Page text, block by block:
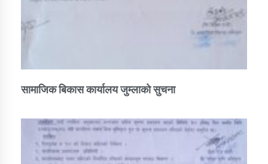
सामाजिक बिकास कार्यालय जुम्लाकाे सुचना